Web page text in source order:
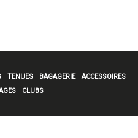
TENUES BAGAGERIE
ACCESSOIRES
CLUBS